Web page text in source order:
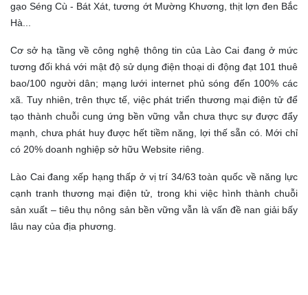
gạo Séng Cù - Bát Xát, tương ớt Mường Khương, thịt lợn đen Bắc
Hà...
Cơ sở hạ tầng về công nghệ thông tin của Lào Cai đang ở mức
tương đối khá với mật độ sử dụng điện thoại di động đạt 101 thuê
bao/100 người dân; mạng lưới internet phủ sóng đến 100% các
xã. Tuy nhiên, trên thực tế, việc phát triển thương mại điện tử để
tạo thành chuỗi cung ứng bền vững vẫn chưa thực sự được đẩy
mạnh, chưa phát huy được hết tiềm năng, lợi thế sẵn có. Mới chỉ
có 20% doanh nghiệp sở hữu Website riêng.
Lào Cai đang xếp hạng thấp ở vị trí 34/63 toàn quốc về năng lực
cạnh tranh thương mại điện tử, trong khi việc hình thành chuỗi
sản xuất – tiêu thụ nông sản bền vững vẫn là vấn đề nan giải bấy
lâu nay của địa phương.